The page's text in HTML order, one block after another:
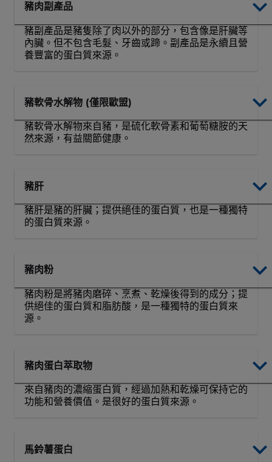
豬肉副產品
豬副產品是豬隻除了肉以外的部分，包含像是肝臟等
內臟。但不包含毛髮、牙齒或蹄。副產品是永續且營
養豐富的蛋白質來源。
豬軟骨水解物 (僅限歐盟)
豬軟骨水解物來自豬，是硫化軟骨素和葡萄糖胺的天
然來源，有益關節健康。
豬肝
豬肝是豬的肝臟；提供絕佳的蛋白質，也是一種獨特
的蛋白質來源。
豬肉粉
豬肉粉是將豬肉磨碎、烹煮、乾燥後得到的成分；提
供絕佳的蛋白質和脂肪酸，是一種獨特的蛋白質來
源。
豬肉蛋白萃取物
來自豬肉的濃縮蛋白質，經過加熱和乾燥可保持它的
功能和營養價值。是很好的蛋白質來源。
馬鈴薯蛋白